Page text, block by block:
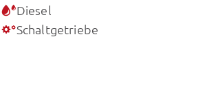
Diesel
Schaltgetriebe